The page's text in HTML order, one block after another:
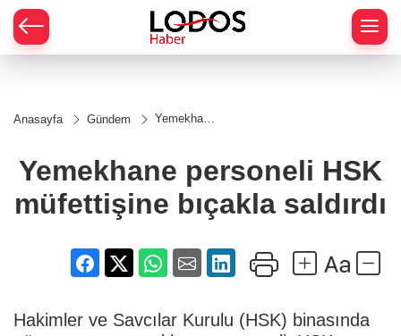
Anasayfa Gündem
Yemekhane
bıçakla
saldırdı
Yemekhane personeli HSK
müfettişine bıçakla saldırdı
Hakimler ve Savcılar Kurulu (HSK) binasında